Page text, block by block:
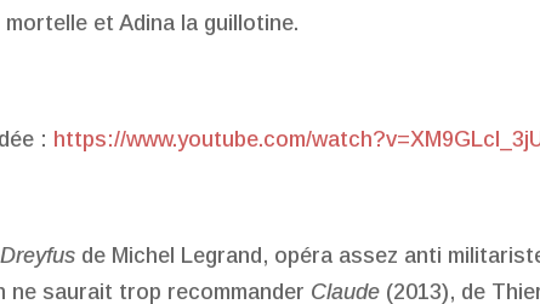
et Adina la guillotine.
: https://www.youtube.com/
Dreyfus de Michel Legrand, opéra assez anti
ne saurait trop recommander Claude (2013), de